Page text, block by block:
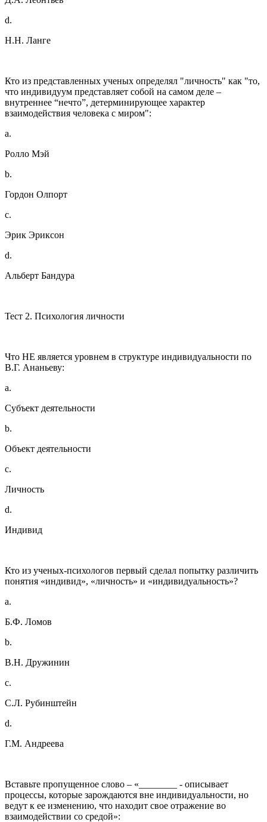
d.
Н.Н. Ланге
Кто из представленных ученых определял "личность" как "то,
что индивидуум представляет собой на самом деле –
внутреннее “нечто”, детерминирующее характер
взаимодействия человека с миром":
a.
Ролло Мэй
b.
Гордон Олпорт
c.
Эрик Эриксон
d.
Альберт Бандура
Тест 2. Психология личности
Что НЕ является уровнем в структуре индивидуальности по
В.Г. Ананьеву:
a.
Субъект деятельности
b.
Объект деятельности
c.
Личность
d.
Индивид
Кто из ученых-психологов первый сделал попытку различить
понятия «индивид», «личность» и «индивидуальность»?
a.
Б.Ф. Ломов
b.
В.Н. Дружинин
c.
С.Л. Рубинштейн
d.
Г.М. Андреева
Вставьте пропущенное слово – «________ - описывает
процессы, которые зарождаются вне индивидуальности, но
ведут к ее изменению, что находит свое отражение во
взаимодействии со средой»: